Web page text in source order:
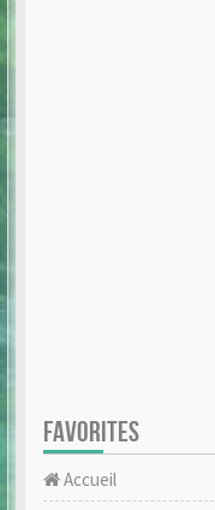
FAVORITES
Accueil